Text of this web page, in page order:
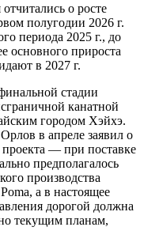
о росте
полугодии 2026 г.
периода 2025 г., до
основного прироста
в 2027 г.
стадии
канатной
городом Хэйхэ.
в апреле заявил о
— при поставке
предполагалось
производства
а в настоящее
дорогой должна
текущим планам,